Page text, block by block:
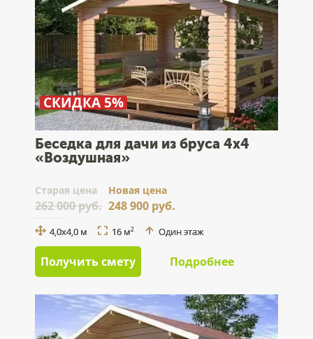
СКИДКА 5%
Беседка для дачи из бруса 4x4
«Воздушная»
Cтарая цена
262 000 руб.
Новая цена
248 900 руб.
4,0x4,0 м 16 м2 Один этаж
Получить смету Подробнее